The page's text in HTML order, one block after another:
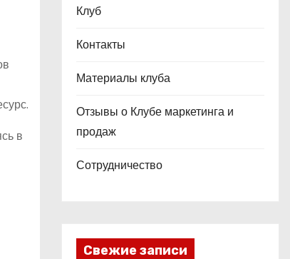
в
Клуб
Контакты
Материалы клуба
Отзывы о Клубе маркетинга и
продаж
Сотрудничество
Свежие записи